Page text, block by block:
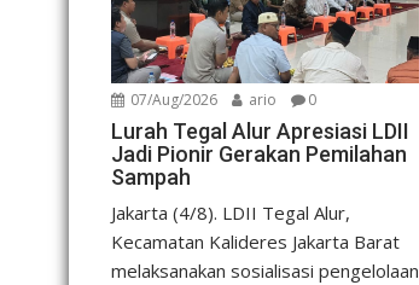
07/Aug/2026 ario 0
Lurah Tegal Alur Apresiasi LDII
Jadi Pionir Gerakan Pemilahan
Sampah
Jakarta (4/8). LDII Tegal Alur,
Kecamatan Kalideres Jakarta Barat
melaksanakan sosialisasi pengelolaan